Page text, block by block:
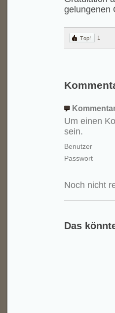
gelungenen
1
Um einen
sein.
Benutzer
Passwort
Noch nicht
Das